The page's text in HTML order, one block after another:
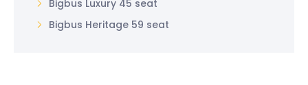
Bigbus Luxury 45 seat
Bigbus Heritage 59 seat